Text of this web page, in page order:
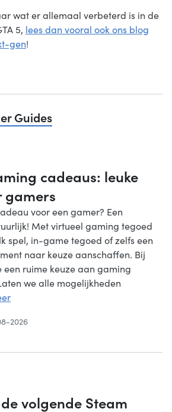
wat er allemaal verbeterd is in de
5, lees dan vooral ook ons blog
gen!
Guides
cadeaus: leuke
gamers
voor een gamer? Een
Met virtueel gaming tegoed
spel, in-game tegoed of zelfs een
naar keuze aanschaffen. Bij
een ruime keuze aan gaming
we alle mogelijkheden
2026
volgende Steam